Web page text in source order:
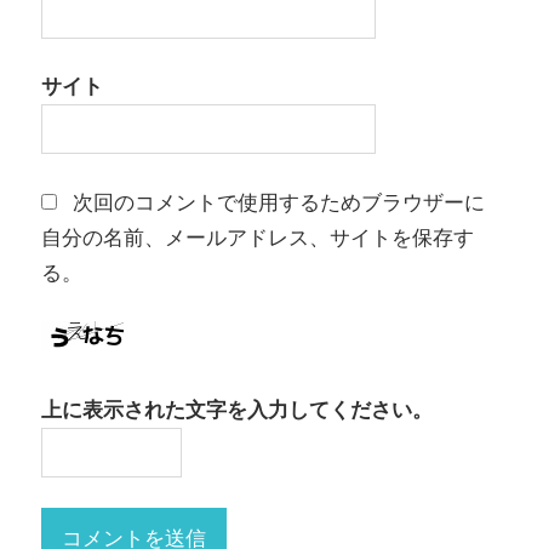
サイト
次回のコメントで使用するためブラウザーに
自分の名前、メールアドレス、サイトを保存す
る。
上に表示された文字を入力してください。